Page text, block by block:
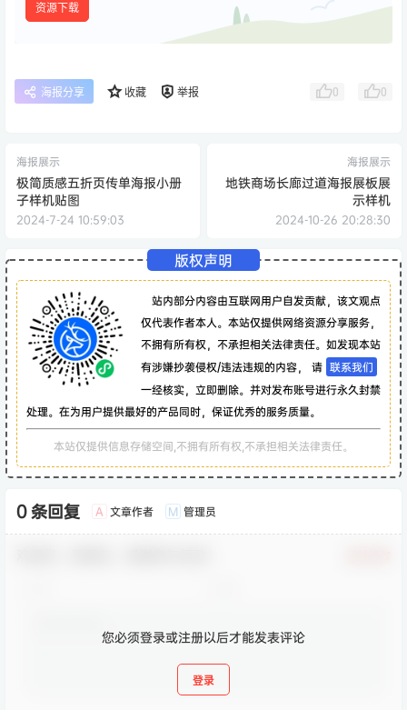
资源下载
海报分享 收藏 举报 0 0
海报展示
极简质感五折页传单海报小册
子样机贴图
2024-7-24 10:59:03
海报展示
地铁商场长廊过道海报展板展
示样机
2024-10-26 20:28:30
版权声明
站内部分内容由互联网用户自发贡献，该文观点
仅代表作者本人。本站仅提供网络资源分享服务，
不拥有所有权，不承担相关法律责任。如发现本站
有涉嫌抄袭侵权/违法违规的内容， 请 联系我们
一经核实，立即删除。并对发布账号进行永久封禁
处理。在为用户提供最好的产品同时，保证优秀的服务质量。
本站仅提供信息存储空间,不拥有所有权,不承担相关法律责任。
0 条回复 A 文章作者 M 管理员
您必须登录或注册以后才能发表评论
登录